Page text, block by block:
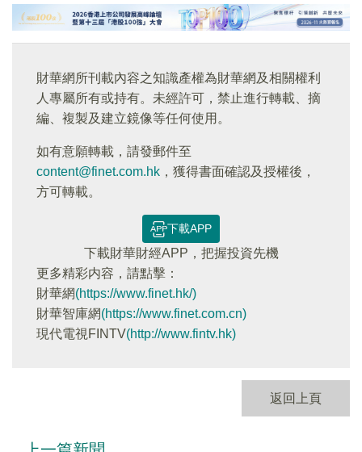
財華網所刊載內容之知識產權為財華網及相關權利
人專屬所有或持有。未經許可，禁止進行轉載、摘
編、複製及建立鏡像等任何使用。
如有意願轉載，請發郵件至
content@finet.com.hk ，獲得書面確認及授權後，
方可轉載。
下載APP
下載財華財經APP，把握投資先機
更多精彩内容，請點擊：
財華網(https://www.finet.hk/)
財華智庫網(https://www.finet.com.cn)
現代電視FINTV(http://www.fintv.hk)
返回上頁